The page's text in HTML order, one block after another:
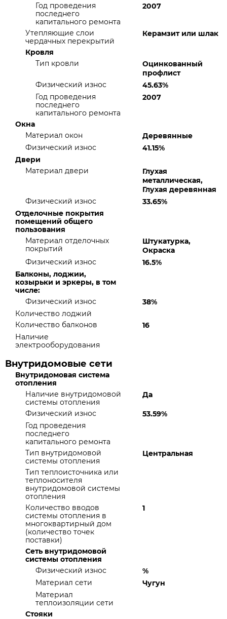
Год проведения
последнего
капитального ремонта
2007
Утепляющие слои
чердачных перекрытий
Керамзит или шлак
Кровля
Тип кровли
Оцинкованный
профлист
Физический износ
45.63%
Год проведения
последнего
капитального ремонта
2007
Окна
Материал окон
Деревянные
Физический износ
41.15%
Двери
Материал двери
Глухая
металлическая,
Глухая деревянная
Физический износ
33.65%
Отделочные покрытия
помещений общего
пользования
Материал отделочных
покрытий
Штукатурка,
Окраска
Физический износ
16.5%
Балконы, лоджии,
козырьки и эркеры, в том
числе:
Физический износ
38%
Количество лоджий
Количество балконов
16
Наличие
электрооборудования
Внутридомовые сети
Внутридомовая система
отопления
Наличие внутридомовой
системы отопления
Да
Физический износ
53.59%
Год проведения
последнего
капитального ремонта
Тип внутридомовой
системы отопления
Центральная
Тип теплоисточника или
теплоносителя
внутридомовой системы
отопления
Количество вводов
системы отопления в
многоквартирный дом
(количество точек
поставки)
1
Сеть внутридомовой
системы отопления
Физический износ
%
Материал сети
Чугун
Материал
теплоизоляции сети
Стояки